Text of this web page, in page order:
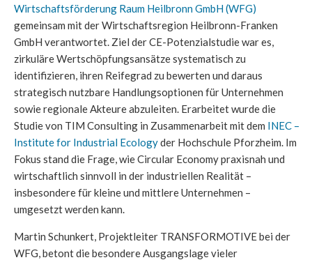
Wirtschaftsförderung Raum Heilbronn GmbH (WFG)
gemeinsam mit der Wirtschaftsregion Heilbronn-Franken
GmbH verantwortet. Ziel der CE-Potenzialstudie war es,
zirkuläre Wertschöpfungsansätze systematisch zu
identifizieren, ihren Reifegrad zu bewerten und daraus
strategisch nutzbare Handlungsoptionen für Unternehmen
sowie regionale Akteure abzuleiten. Erarbeitet wurde die
Studie von TIM Consulting in Zusammenarbeit mit dem INEC –
Institute for Industrial Ecologyder Hochschule Pforzheim. Im
Fokus stand die Frage, wie Circular Economy praxisnah und
wirtschaftlich sinnvoll in der industriellen Realität –
insbesondere für kleine und mittlere Unternehmen –
umgesetzt werden kann.
Martin Schunkert, Projektleiter TRANSFORMOTIVE bei der
WFG, betont die besondere Ausgangslage vieler